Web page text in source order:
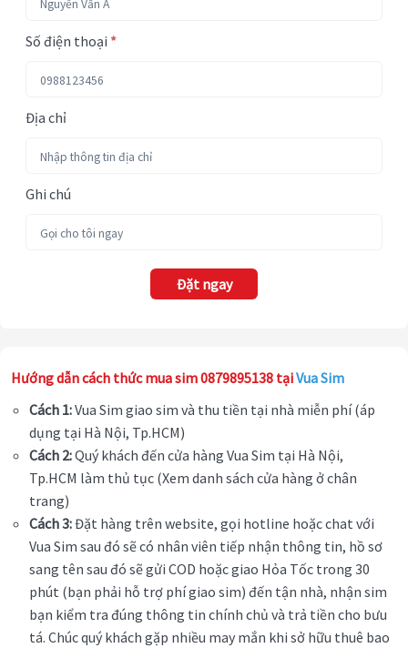
Số điện thoại *
Địa chỉ
Ghi chú
Đặt ngay
Hướng dẫn cách thức mua sim 0879895138 tạiVua Sim
Cách 1:Vua Sim giao sim và thu tiền tại nhà miễn phí (áp
dụng tại Hà Nội, Tp.HCM)
Cách 2:Quý khách đến cửa hàng Vua Sim tại Hà Nội,
Tp.HCM làm thủ tục (Xem danh sách cửa hàng ở chân
trang)
Cách 3:Đặt hàng trên website, gọi hotline hoặc chat với
Vua Sim sau đó sẽ có nhân viên tiếp nhận thông tin, hồ sơ
sang tên sau đó sẽ gửi COD hoặc giao Hỏa Tốc trong 30
phút (bạn phải hỗ trợ phí giao sim) đến tận nhà, nhận sim
bạn kiểm tra đúng thông tin chính chủ và trả tiền cho bưu
tá. Chúc quý khách gặp nhiều may mắn khi sở hữu thuê bao